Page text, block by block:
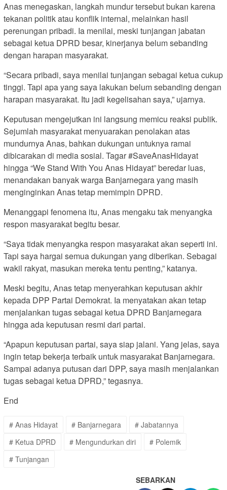
Anas menegaskan, langkah mundur tersebut bukan karena
tekanan politik atau konflik internal, melainkan hasil
perenungan pribadi. Ia menilai, meski tunjangan jabatan
sebagai ketua DPRD besar, kinerjanya belum sebanding
dengan harapan masyarakat.
“Secara pribadi, saya menilai tunjangan sebagai ketua cukup
tinggi. Tapi apa yang saya lakukan belum sebanding dengan
harapan masyarakat. Itu jadi kegelisahan saya,” ujarnya.
Keputusan mengejutkan ini langsung memicu reaksi publik.
Sejumlah masyarakat menyuarakan penolakan atas
mundurnya Anas, bahkan dukungan untuknya ramai
dibicarakan di media sosial. Tagar #SaveAnasHidayat
hingga “We Stand With You Anas Hidayat” beredar luas,
menandakan banyak warga Banjarnegara yang masih
menginginkan Anas tetap memimpin DPRD.
Menanggapi fenomena itu, Anas mengaku tak menyangka
respon masyarakat begitu besar.
“Saya tidak menyangka respon masyarakat akan seperti ini.
Tapi saya hargai semua dukungan yang diberikan. Sebagai
wakil rakyat, masukan mereka tentu penting,” katanya.
Meski begitu, Anas tetap menyerahkan keputusan akhir
kepada DPP Partai Demokrat. Ia menyatakan akan tetap
menjalankan tugas sebagai ketua DPRD Banjarnegara
hingga ada keputusan resmi dari partai.
“Apapun keputusan partai, saya siap jalani. Yang jelas, saya
ingin tetap bekerja terbaik untuk masyarakat Banjarnegara.
Sampai adanya putusan dari DPP, saya masih menjalankan
tugas sebagai ketua DPRD,” tegasnya.
End
# Anas Hidayat # Banjarnegara
# Jabatannya
# Ketua DPRD
# Mengundurkan diri
# Polemik
# Tunjangan
SEBARKAN